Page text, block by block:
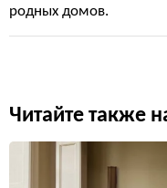
родных домов.
Читайте также